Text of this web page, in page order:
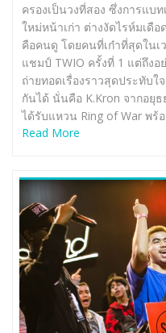
ครองเป็นวงที่สอง ซึ่งการแบ
ใหม่หน้าเก่า ต่างงัดไรห์มเดื
คือคนดู โดยคนที่เก๋าที่สุดในเ
แชมป์ TWIO ครั้งที่ 1 แต่ถึงอ
ถ่ายทอดเรื่องราวสุดประทับ
กันได้ นั่นคือ K.Kron จากอยุธ
ได้รับแหวน Ring of War พร้
Read More